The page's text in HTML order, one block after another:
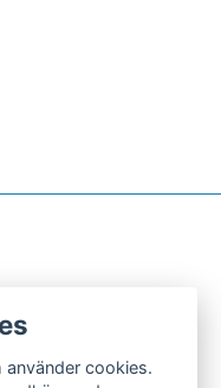
använder cookies.